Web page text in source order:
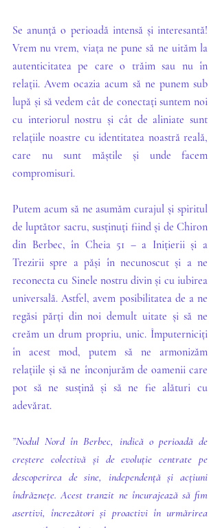
Se anunță o perioadă intensă și interesantă!
Vrem nu vrem, viața ne pune să ne uităm la
autenticitatea pe care o trăim sau nu în
relații. Avem ocazia acum să ne punem sub
lupă și să vedem cât de conectați suntem noi
cu interiorul nostru și cât de aliniate sunt
relațiile noastre cu identitatea noastră reală,
care nu sunt măștile și unde facem
compromisuri.
Putem acum să ne asumăm curajul și spiritul
de luptător sacru, susținuți fiind și de Chiron
din Berbec, în Cheia 51 – a Inițierii și a
Trezirii spre a păși în necunoscut și a ne
reconecta cu Sinele nostru divin și cu iubirea
universală. Astfel, avem posibilitatea de a ne
regăsi părți din noi demult uitate și să ne
creăm un drum propriu, unic. Împuterniciți
în acest mod, putem să ne armonizăm
relațiile și să ne înconjurăm de oamenii care
pot să ne susțină și să ne fie alături cu
adevărat.
”Nodul Nord în Berbec, indică o perioadă de
creștere colectivă și de evoluție centrate pe
descoperirea de sine, independență și acțiuni
îndrăznețe. Acest tranzit ne încurajează să fim
asertivi, încrezători și proactivi în urmărirea